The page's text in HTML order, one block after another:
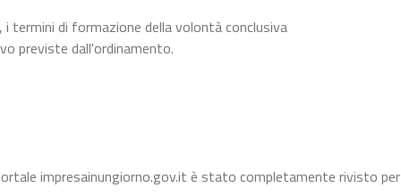
di formazione della volontà conclusiva
previste dall'ordinamento.
impresainungiorno.gov.it è stato completamente rivisto per